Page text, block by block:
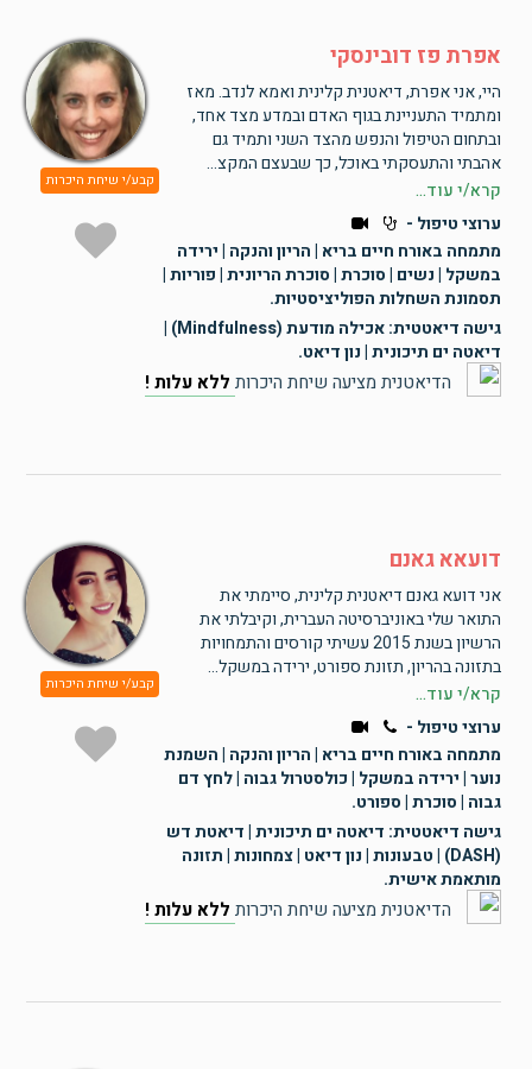
קבע/י שיחת היכרות
אפרת פז דובינסקי
היי, אני אפרת, דיאטנית קלינית ואמא לנדב. מאז
ומתמיד התעניינת בגוף האדם ובמדע מצד אחד,
ובתחום הטיפול והנפש מהצד השני ותמיד גם
אהבתי והתעסקתי באוכל, כך שבעצם המקצ...
קרא/י עוד...
ערוצי טיפול -
מתמחה באורח חיים בריא | הריון והנקה | ירידה
במשקל | נשים | סוכרת | סוכרת הריונית | פוריות |
תסמונת השחלות הפוליציסטיות.
גישה דיאטטית: אכילה מודעת (Mindfulness) |
דיאטה ים תיכונית | נון דיאט.
הדיאטנית מציעה שיחת היכרות ללא עלות !
קבע/י שיחת היכרות
דועאא גאנם
אני דועא גאנם דיאטנית קלינית, סיימתי את
התואר שלי באוניברסיטה העברית, וקיבלתי את
הרשיון בשנת 2015 עשיתי קורסים והתמחויות
בתזונה בהריון, תזונת ספורט, ירידה במשקל...
קרא/י עוד...
ערוצי טיפול -
מתמחה באורח חיים בריא | הריון והנקה | השמנת
נוער | ירידה במשקל | כולסטרול גבוה | לחץ דם
גבוה | סוכרת | ספורט.
גישה דיאטטית: דיאטה ים תיכונית | דיאטת דש
(DASH) | טבעונות | נון דיאט | צמחונות | תזונה
מותאמת אישית.
הדיאטנית מציעה שיחת היכרות ללא עלות !